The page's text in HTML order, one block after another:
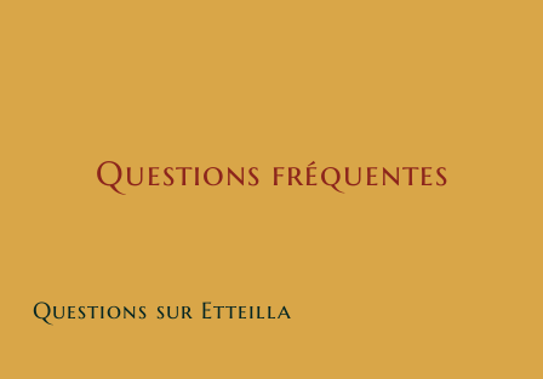
Questions fréquentes
Questions sur Etteilla